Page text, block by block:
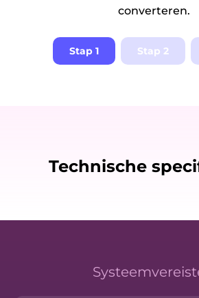
converteren.
Stap 1 Stap 2
Technische